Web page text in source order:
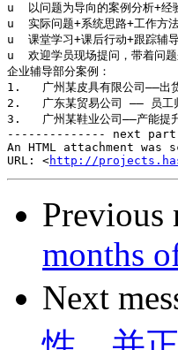
u  以问题为导向的案例分析+经
u  实际问题+系统思路+工作方
u  课堂学习+课后行动+跟踪辅
u  欢迎学员现场提问，带着问题
企业辅导部分案例：
1.   广州某皮具有限公司——出货
2.   广东某贸易公司 —— 员工归
3.   广州某鞋业公司——产能提升
-------------- next
An HTML attachment was
URL: <http://
Previous
months
Next